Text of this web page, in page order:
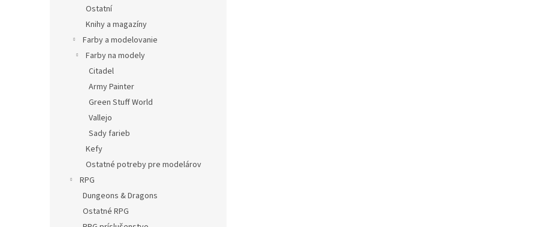
Ostatní
Knihy a magazíny
Farby a modelovanie
Farby na modely
Citadel
Army Painter
Green Stuff World
Vallejo
Sady farieb
Kefy
Ostatné potreby pre modelárov
RPG
Dungeons & Dragons
Ostatné RPG